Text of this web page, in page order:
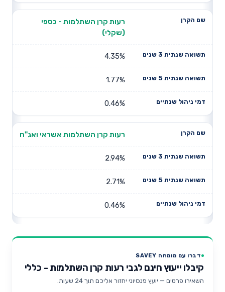
רעות קרן השתלמות - כספי
(שקלי)
4.35%
1.77%
0.46%
רעות קרן השתלמות אשראי ואג"ח
2.94%
2.71%
0.46%
דברו עם מומחה SAVEY
קיבלו ייעוץ חינם לגבי רעות קרן השתלמות - כללי
השאירו פרטים — יועץ פנסיוני יחזור אליכם תוך 24 שעות.